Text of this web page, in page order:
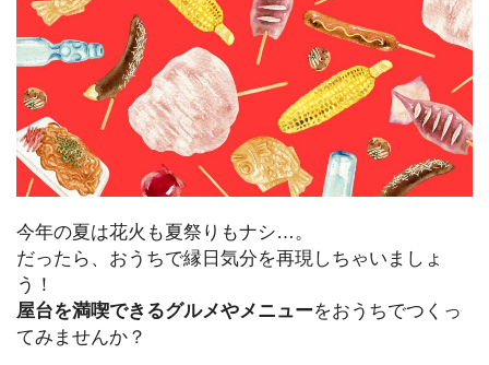
今年の夏は花火も夏祭りもナシ…。
だったら、おうちで縁日気分を再現しちゃいましょ
う！
屋台を満喫できるグルメやメニューをおうちでつくっ
てみませんか？